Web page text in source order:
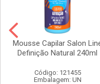
Mousse Capilar Salon
Definição Natural 240ml
Código: 121455
Embalagem: UN